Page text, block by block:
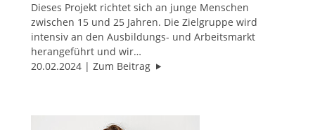
Dieses Projekt richtet sich an junge Menschen
zwischen 15 und 25 Jahren. Die Zielgruppe wird
intensiv an den Ausbildungs- und Arbeitsmarkt
herangeführt und wir…
20.02.2024
Zum Beitrag "„ESAS – Einsteigen und